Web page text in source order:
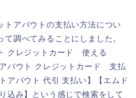
トアバウトの支払い方法につい
て調べてみることにしました。
クレジットカード 使える
バウト クレジットカード 支払
アバウト 代引 支払い】【エムド
込み】という感じで検索をして